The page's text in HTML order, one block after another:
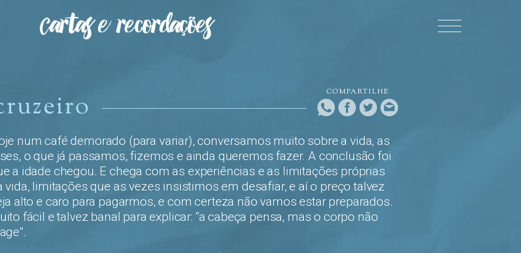
COMPARTILHE
num café demorado (para variar), conversamos muito sobre a vida, as
o que já passamos, fizemos e ainda queremos fazer. A conclusão foi
a idade chegou. E chega com as experiências e as limitações próprias
vida, limitações que as vezes insistimos em desafiar, e aí o preço talvez
alto e caro para pagarmos, e com certeza não vamos estar preparados.
fácil e talvez banal para explicar: “a cabeça pensa, mas o corpo não